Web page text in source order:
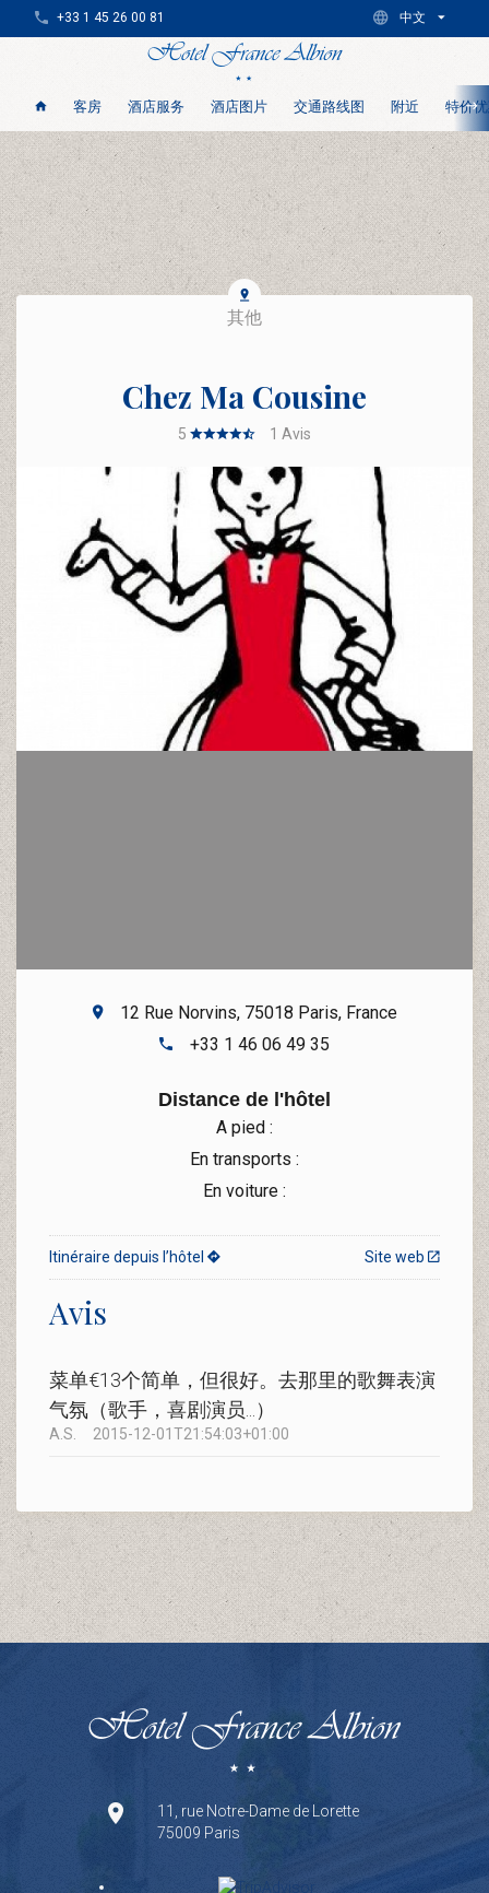
客房 酒店服务 酒店图片 交通路线图 附近 特价
+33 1 45 26 00 81 中文
其他
Chez Ma Cousine
5 1 Avis
12 Rue Norvins, 75018 Paris, France
+33 1 46 06 49 35
Distance de l'hôtel
A pied :
En transports :
En voiture :
Site web
Itinéraire depuis l’hôtel
Avis
菜单€13个简单，但很好。去那里的歌舞表演
气氛（歌手，喜剧演员...）
A.S. 2015-12-01T21:54:03+01:00
11, rue Notre-Dame de Lorette
75009 Paris